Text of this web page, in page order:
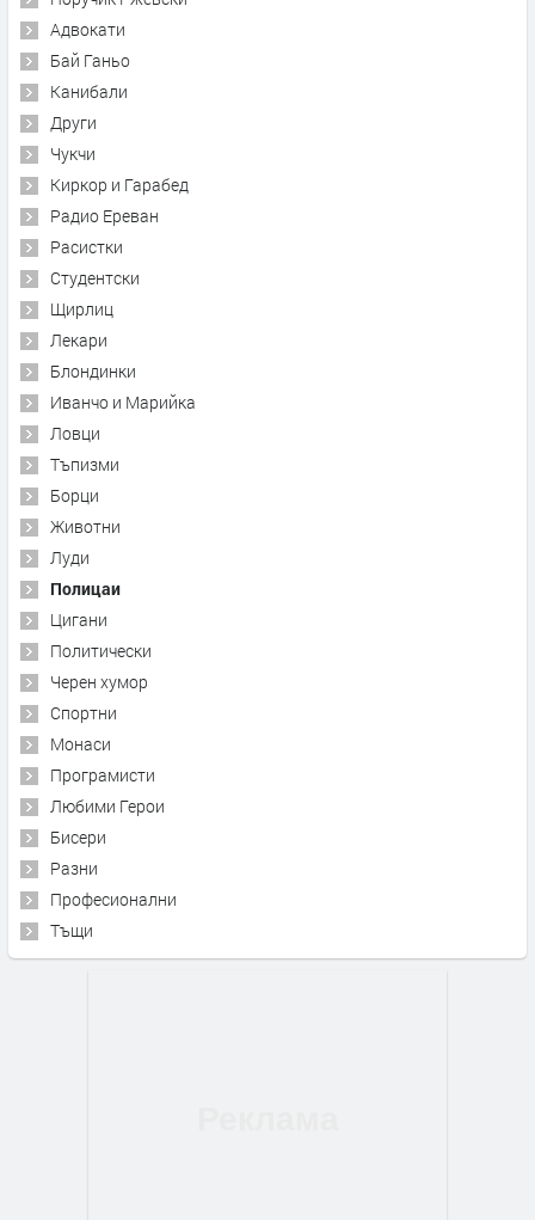
Адвокати
Бай Ганьо
Канибали
Други
Чукчи
Киркор и Гарабед
Радио Ереван
Расистки
Студентски
Щирлиц
Лекари
Блондинки
Иванчо и Марийка
Ловци
Тъпизми
Борци
Животни
Луди
Полицаи
Цигани
Политически
Черен хумор
Спортни
Монаси
Програмисти
Любими Герои
Бисери
Разни
Професионални
Тъщи